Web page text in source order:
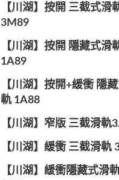
【川湖】按開 三截式滑
3M89
【川湖】按開 隱藏式滑
1A89
【川湖】按開+緩衝 隱
軌 1A88
【川湖】窄版 三截滑軌
【川湖】緩衝 三截滑軌
【川湖】緩衝隱藏式滑